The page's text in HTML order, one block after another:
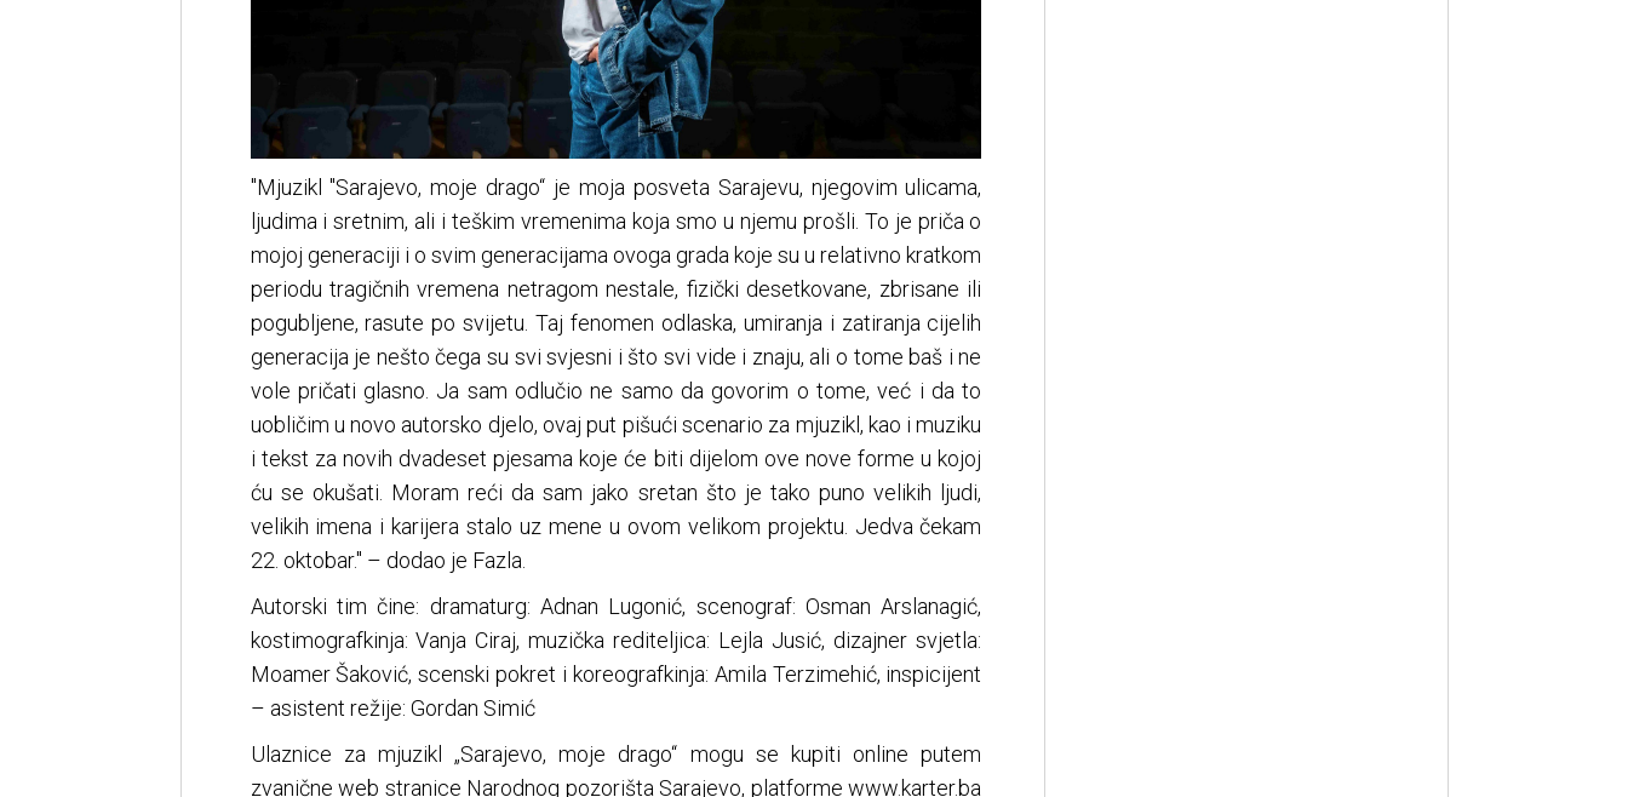
''Mjuzikl ''Sarajevo, moje drago“ je moja posveta Sarajevu, njegovim ulicama,
ljudima i sretnim, ali i teškim vremenima koja smo u njemu prošli. To je priča o
mojoj generaciji i o svim generacijama ovoga grada koje su u relativno kratkom
periodu tragičnih vremena netragom nestale, fizički desetkovane, zbrisane ili
pogubljene, rasute po svijetu. Taj fenomen odlaska, umiranja i zatiranja cijelih
generacija je nešto čega su svi svjesni i što svi vide i znaju, ali o tome baš i ne
vole pričati glasno. Ja sam odlučio ne samo da govorim o tome, već i da to
uobličim u novo autorsko djelo, ovaj put pišući scenario za mjuzikl, kao i muziku
i tekst za novih dvadeset pjesama koje će biti dijelom ove nove forme u kojoj
ću se okušati. Moram reći da sam jako sretan što je tako puno velikih ljudi,
velikih imena i karijera stalo uz mene u ovom velikom projektu. Jedva čekam
22. oktobar.'' – dodao je Fazla.
Autorski tim čine: dramaturg: Adnan Lugonić, scenograf: Osman Arslanagić,
kostimografkinja: Vanja Ciraj, muzička rediteljica: Lejla Jusić, dizajner svjetla:
Moamer Šaković, scenski pokret i koreografkinja: Amila Terzimehić, inspicijent
– asistent režije: Gordan Simić
Ulaznice za mjuzikl „Sarajevo, moje drago“ mogu se kupiti online putem
zvanične web stranice Narodnog pozorišta Sarajevo, platforme www.karter.ba